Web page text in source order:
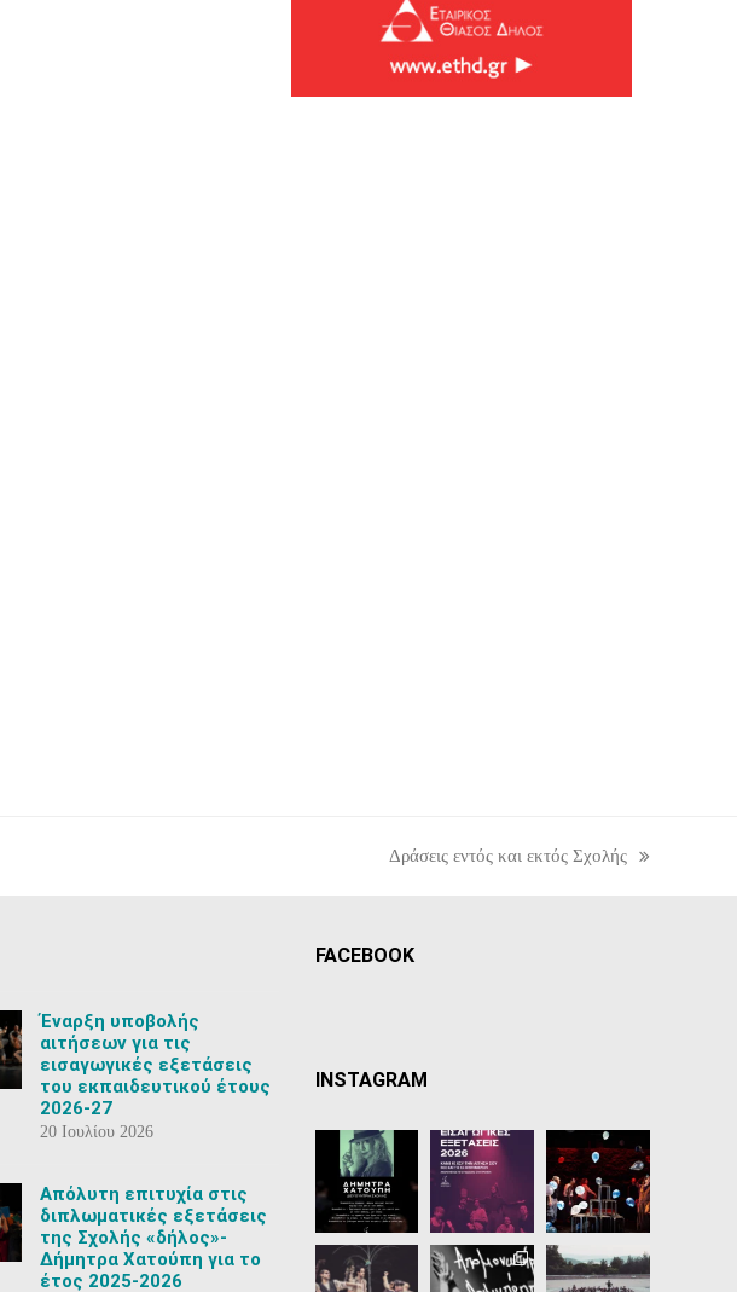
next
Δράσεις εντός και εκτός Σχολής
Έναρξη υποβολής
αιτήσεων για τις
εισαγωγικές εξετάσεις
του εκπαιδευτικού έτους
2026-27
20 Ιουλίου 2026
Aπόλυτη επιτυχία στις
διπλωματικές εξετάσεις
της Σχολής «δήλος»-
Δήμητρα Χατούπη για το
έτος 2025-2026
FACEBOOK
INSTAGRAM